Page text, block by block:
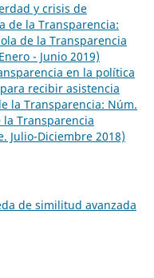
y crisis de
de la Transparencia:
de la Transparencia
- Junio 2019)
en la política
recibir asistencia
la Transparencia: Núm.
la Transparencia
Julio-Diciembre 2018)
de similitud avanzada